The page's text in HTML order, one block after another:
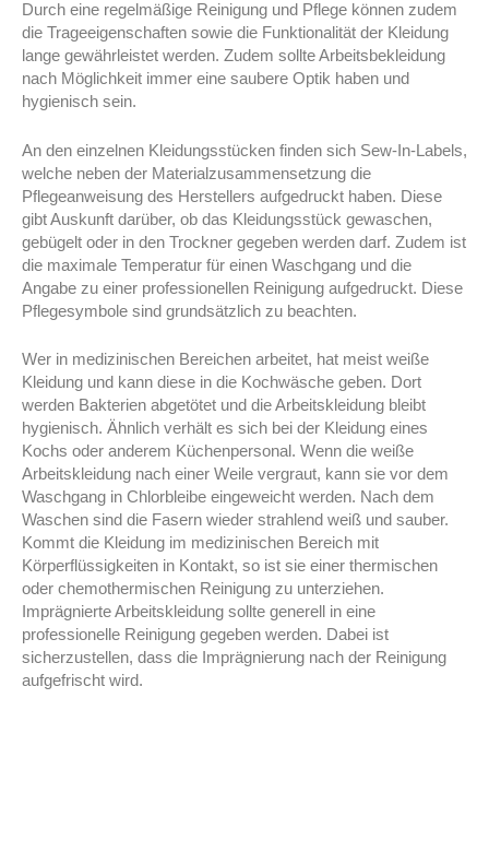
Durch eine regelmäßige Reinigung und Pflege können zudem
die Trageeigenschaften sowie die Funktionalität der Kleidung
lange gewährleistet werden. Zudem sollte Arbeitsbekleidung
nach Möglichkeit immer eine saubere Optik haben und
hygienisch sein.
An den einzelnen Kleidungsstücken finden sich Sew-In-Labels,
welche neben der Materialzusammensetzung die
Pflegeanweisung des Herstellers aufgedruckt haben. Diese
gibt Auskunft darüber, ob das Kleidungsstück gewaschen,
gebügelt oder in den Trockner gegeben werden darf. Zudem ist
die maximale Temperatur für einen Waschgang und die
Angabe zu einer professionellen Reinigung aufgedruckt. Diese
Pflegesymbole sind grundsätzlich zu beachten.
Wer in medizinischen Bereichen arbeitet, hat meist weiße
Kleidung und kann diese in die Kochwäsche geben. Dort
werden Bakterien abgetötet und die Arbeitskleidung bleibt
hygienisch. Ähnlich verhält es sich bei der Kleidung eines
Kochs oder anderem Küchenpersonal. Wenn die weiße
Arbeitskleidung nach einer Weile vergraut, kann sie vor dem
Waschgang in Chlorbleibe eingeweicht werden. Nach dem
Waschen sind die Fasern wieder strahlend weiß und sauber.
Kommt die Kleidung im medizinischen Bereich mit
Körperflüssigkeiten in Kontakt, so ist sie einer thermischen
oder chemothermischen Reinigung zu unterziehen.
Imprägnierte Arbeitskleidung sollte generell in eine
professionelle Reinigung gegeben werden. Dabei ist
sicherzustellen, dass die Imprägnierung nach der Reinigung
aufgefrischt wird.